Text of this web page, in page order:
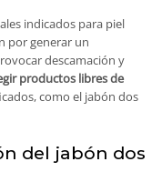
indicados para piel
por generar un
descamación y
productos libres de
como el jabón dos
del jabón dos